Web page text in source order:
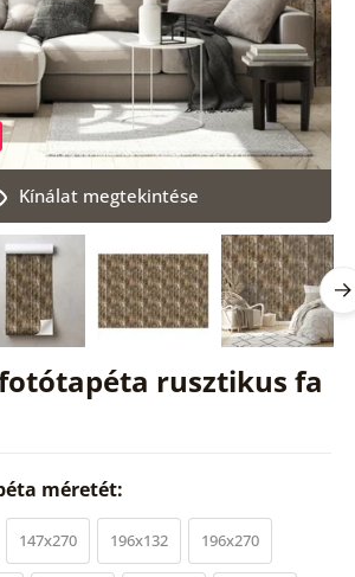
rusztikus fa
Kínálat megtekintése
méretét:
147x270 196x132 196x270